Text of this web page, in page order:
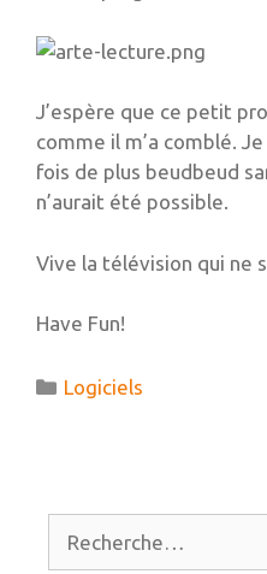
J’espère que ce petit
comme il m’a comblé.
fois de plus beudbeud
n’aurait été possible.
Vive la télévision qui ne
Have Fun!
Catégories
Logiciels